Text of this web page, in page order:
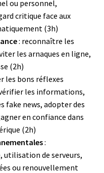
ou personnel,
critique face aux
(3h)
: reconnaître les
les arnaques en ligne,
(2h)
les bons réflexes
les informations,
fake news, adopter des
en confiance dans
(2h)
:
utilisation de serveurs,
ou renouvellement